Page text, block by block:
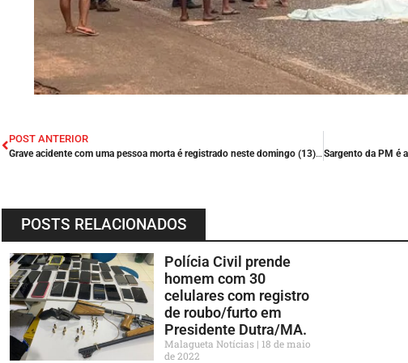
POST ANTERIOR
Grave acidente com uma pessoa morta é registrado neste domingo (13), na BR-226 em Lajeado Novo/MA.
POSTS RELACIONADOS
Polícia Civil prende
homem com 30
celulares com registro
de roubo/furto em
Presidente Dutra/MA.
Malagueta Notícias
18 de maio
de 2022